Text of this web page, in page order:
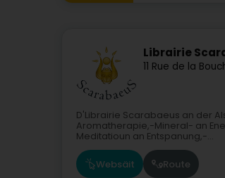
Librairie
11 Rue de la
D'Librairie Scarabaeus an der
Aromatherapie,-Mineral- an
Meditatioun an Entspanung,-...
Websäit Route